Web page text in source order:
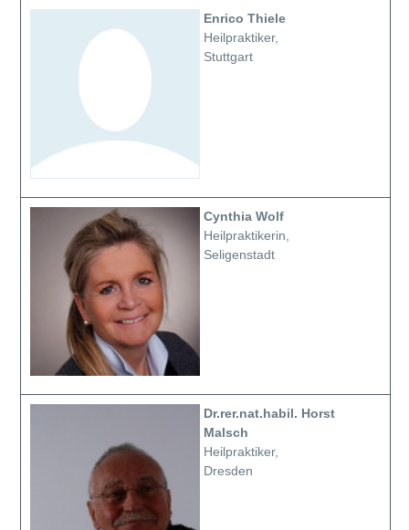
Enrico Thiele
Heilpraktiker,
Stuttgart
Cynthia Wolf
Heilpraktikerin,
Seligenstadt
Dr.rer.nat.habil. Horst
Malsch
Heilpraktiker,
Dresden